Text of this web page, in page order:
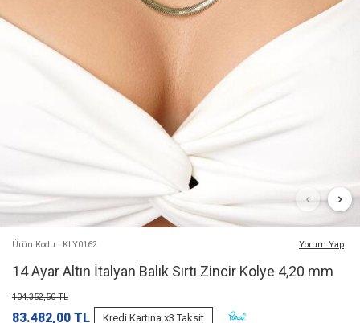
Ürün Kodu : KLY0162 Yorum Yap
14 Ayar Altın İtalyan Balık Sırtı Zincir Kolye 4,20 mm
104.352,50TL
83.482,00 TL Kredi Kartına x3 Taksit